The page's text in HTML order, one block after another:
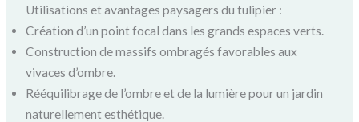
Utilisations et avantages paysagers du tulipier :
Création d’un point focal dans les grands espaces verts.
Construction de massifs ombragés favorables aux
vivaces d’ombre.
Rééquilibrage de l’ombre et de la lumière pour un jardin
naturellement esthétique.